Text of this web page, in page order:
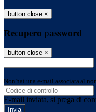
button close ×
Recupero password
button close ×
Non hai una e-mail associata al
E-mail inviata, si prega di